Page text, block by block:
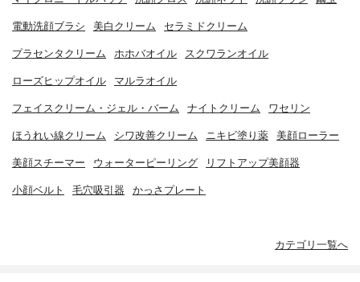
電動洗顔ブラシ 美白クリーム セラミドクリーム
プラセンタクリーム ホホバオイル スクワランオイル
ローズヒップオイル マルラオイル
フェイスクリーム・ジェル・バーム ナイトクリーム ワセリン
ほうれい線クリーム シワ改善クリーム ニキビ塗り薬 美顔ローラー
美顔スチーマー ウォーターピーリング リフトアップ美顔器
小顔ベルト 毛穴吸引器 かっさプレート
カテゴリ一覧へ